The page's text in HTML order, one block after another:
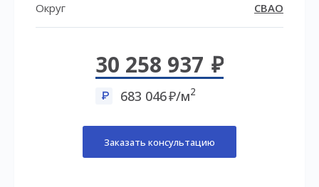
Округ СВАО
30 258 937
683 046 /м2
Заказать консультацию